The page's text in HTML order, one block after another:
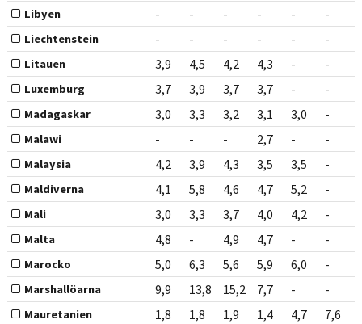
Libyen - - - - - -
Liechtenstein - - - - - -
Litauen 3,9 4,5 4,2 4,3 - -
Luxemburg 3,7 3,9 3,7 3,7 - -
Madagaskar 3,0 3,3 3,2 3,1 3,0 -
Malawi - - - 2,7 - -
Malaysia 4,2 3,9 4,3 3,5 3,5 -
Maldiverna 4,1 5,8 4,6 4,7 5,2 -
Mali 3,0 3,3 3,7 4,0 4,2 -
Malta 4,8 - 4,9 4,7 - -
Marocko 5,0 6,3 5,6 5,9 6,0 -
Marshallöarna 9,9 13,8 15,2 7,7 - -
Mauretanien 1,8 1,8 1,9 1,4 4,7 7,6